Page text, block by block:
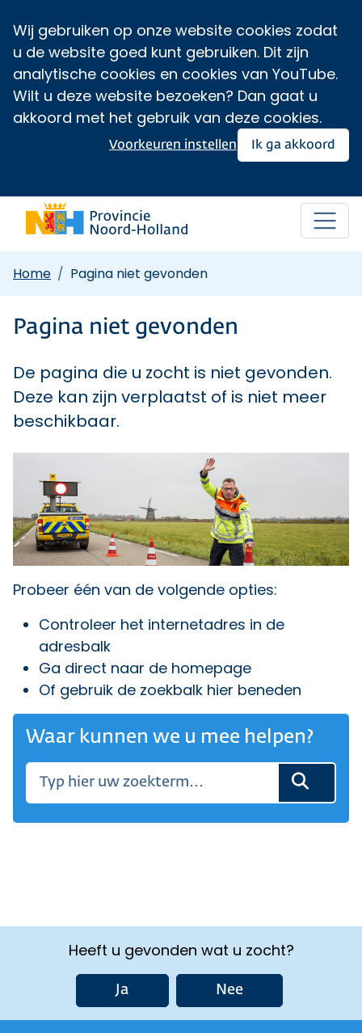
Wij gebruiken op onze website cookies zodat
u de website goed kunt gebruiken. Dit zijn
analytische cookies en cookies van YouTube.
Wilt u deze website bezoeken? Dan gaat u
akkoord met het gebruik van deze cookies.
Ik ga akkoord
Voorkeuren instellen
Home Pagina niet gevonden
Pagina niet gevonden
De pagina die u zocht is niet gevonden.
Deze kan zijn verplaatst of is niet meer
beschikbaar.
Probeer één van de volgende opties:
Controleer het internetadres in de
adresbalk
Ga direct naar de homepage
Of gebruik de zoekbalk hier beneden
Waar kunnen we u mee helpen?
Heeft u gevonden wat u zocht?
Ja Nee